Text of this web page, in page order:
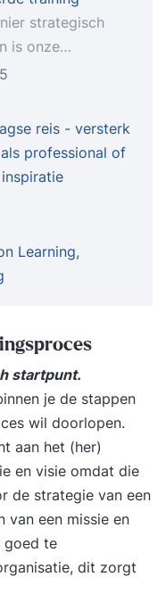
strategisch
is onze
geschikt
en
strategie. Je leert
het
besluitvorming,
met behulp van
organisatie
theorie direct
bieden tegen een
aan bij
het examen
Dit kun je
Wanneer is
training is voor:
uitrol van de
Als je handvatten
niveau te
jouw strategie
methode
reis - versterk
professional of
Learning,
startpunt.
je de stappen
wil doorlopen.
aan het (her)
en visie omdat die
de strategie van een
van een missie en
goed te
dit zorgt